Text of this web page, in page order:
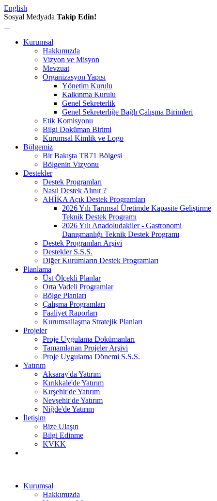
English
Sosyal Medyada Takip Edin!
Kurumsal
Hakkımızda
Vizyon ve Misyon
Mevzuat
Organizasyon Yapısı
Yönetim Kurulu
Kalkınma Kurulu
Genel Sekreterlik
Genel Sekreterliğe Bağlı Çalışma Birimleri
Etik Komisyonu
Bilgi Doküman Birimi
Kurumsal Kimlik ve Logo
Bölgemiz
Bir Bakışta TR71 Bölgesi
Bölgenin Vizyonu
Destekler
Destek Programları
Nasıl Destek Alınır ?
AHİKA Açık Destek Programları
2026 Yılı Tarımsal Üretimde Kapasite Geliştirme
Teknik Destek Programı
2026 Yılı Anadoludakiler - Gastronomi
Danışmanlığı Teknik Destek Programı
Destek Programları Arşivi
Destekler S.S.S.
Diğer Kurumların Destek Programları
Planlama
Üst Ölçekli Planlar
Orta Vadeli Programlar
Bölge Planları
Çalışma Programları
Faaliyet Raporları
Kurumsallaşma Stratejik Planları
Projeler
Proje Uygulama Dokümanları
Tamamlanan Projeler Arşivi
Proje Uygulama Dönemi S.S.S.
Yatırım
Aksaray'da Yatırım
Kırıkkale'de Yatırım
Kırşehir'de Yatırım
Nevşehir'de Yatırım
Niğde'de Yatırım
İletişim
Bize Ulaşın
Bilgi Edinme
KVKK
Kurumsal
Hakkımızda